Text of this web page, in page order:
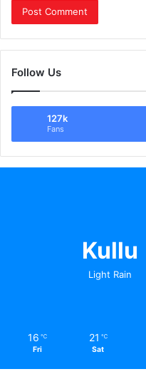
Follow Us
127k
Fans
Kullu
Light Rain
16 ℃
Fri
21 ℃
Sat